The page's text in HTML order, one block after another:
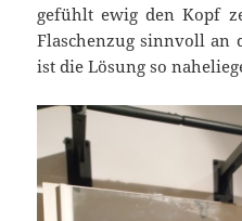
gefühlt ewig den Kopf
Flaschenzug sinnvoll an
ist die Lösung so